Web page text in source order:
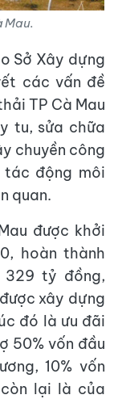
Mau.
Sở Xây dựng
các vấn đề
TP Cà Mau
tu, sửa chữa
chuyền công
động môi
quan.
được khởi
hoàn thành
329 tỷ đồng,
xây dựng
đó là ưu đãi
50% vốn đầu
10% vốn
lại là của